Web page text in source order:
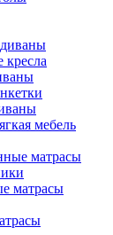
кресла
мебель
матрасы
матрасы